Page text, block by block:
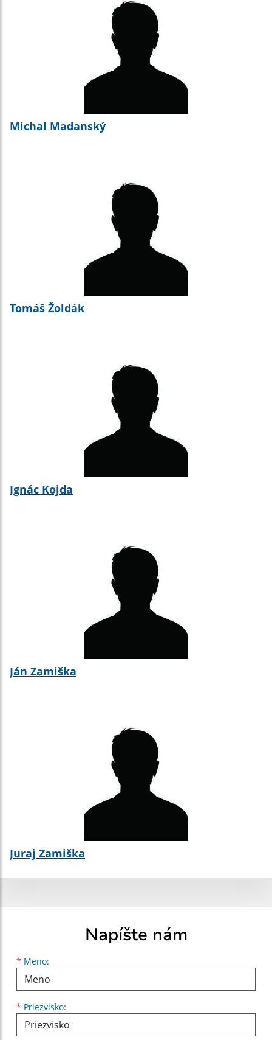
Michal Madanský
Tomáš Žoldák
Ignác Kojda
Ján Zamiška
Juraj Zamiška
Napíšte nám
* Meno:
Meno
* Priezvisko:
Priezvisko
E-mailová adresa